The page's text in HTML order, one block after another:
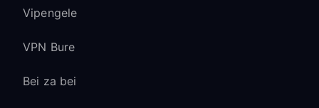
Vipengele
VPN Bure
Bei za bei